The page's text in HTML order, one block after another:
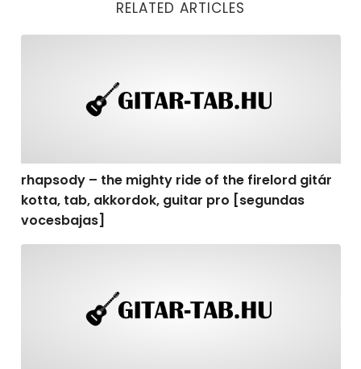
RELATED ARTICLES
rhapsody – the mighty ride of the firelord gitár
kotta, tab, akkordok, guitar pro [segundas
vocesbajas]